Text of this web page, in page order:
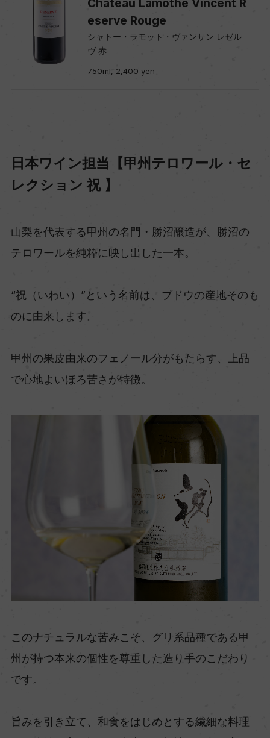
Chateau Lamothe Vincent R
eserve Rouge
シャトー・ラモット・ヴァンサン レゼル
ヴ 赤
750ml, 2,400 yen
日本ワイン担当【甲州テロワール・セ
レクション 祝 】
山梨を代表する甲州の名門・勝沼醸造が、勝沼の
テロワールを純粋に映し出した一本。
“祝（いわい）”という名前は、ブドウの産地そのも
のに由来します。
甲州の果皮由来のフェノール分がもたらす、上品
で心地よいほろ苦さが特徴。
このナチュラルな苦みこそ、グリ系品種である甲
州が持つ本来の個性を尊重した造り手のこだわり
です。
旨みを引き立て、和食をはじめとする繊細な料理